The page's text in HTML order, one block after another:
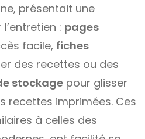
présentait une
: pages
facile, fiches
des recettes ou des
stockage pour glisser
recettes imprimées. Ces
à celles des